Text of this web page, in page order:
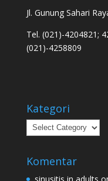
Jl. Gunung Sahari
Tel. (021)-4204821;
(021)-4258809
Kategori
Kategori
Komentar